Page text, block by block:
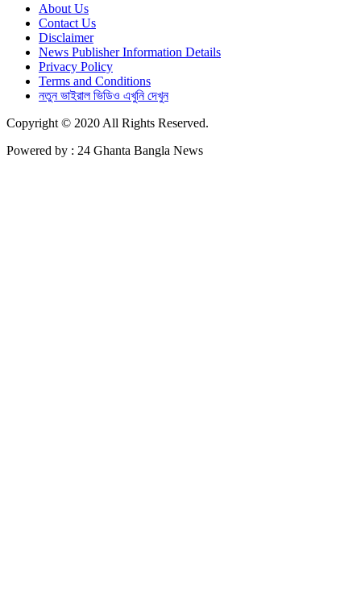
About Us
Contact Us
Disclaimer
News Publisher Information Details
Privacy Policy
Terms and Conditions
নতুন ভাইরাল ভিডিও এখুনি দেখুন
Copyright © 2020 All Rights Reserved.
Powered by : 24 Ghanta Bangla News